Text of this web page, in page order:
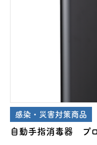
感染・災害対策商品
自動手指消毒器 プ